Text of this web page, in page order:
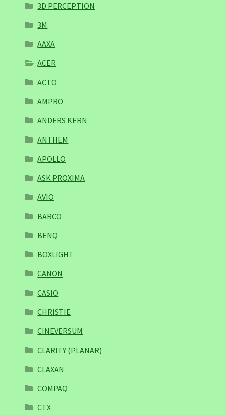
3D PERCEPTION
3M
AAXA
ACER
ACTO
AMPRO
ANDERS KERN
ANTHEM
APOLLO
ASK PROXIMA
AVIO
BARCO
BENQ
BOXLIGHT
CANON
CASIO
CHRISTIE
CINEVERSUM
CLARITY (PLANAR)
CLAXAN
COMPAQ
CTX